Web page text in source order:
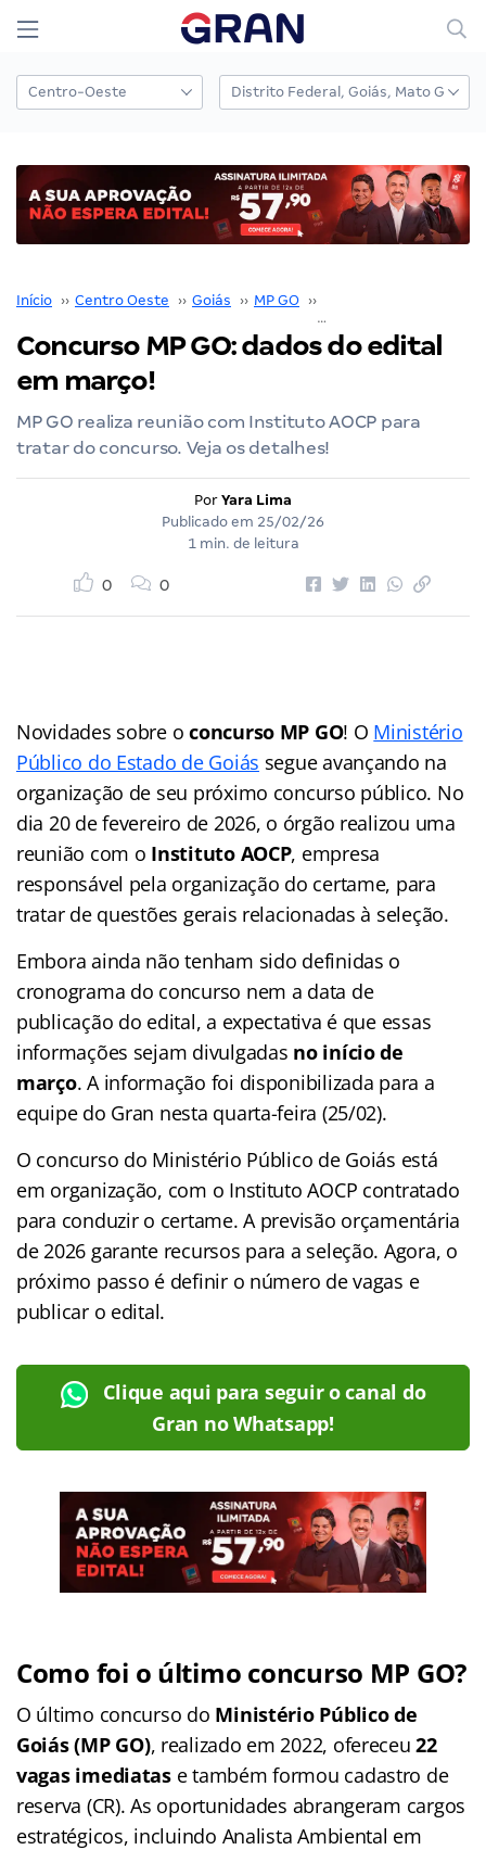
Início ›› Centro Oeste ›› Goiás ›› MP GO ››
Concurso MP GO: dados do edital
em março!
MP GO realiza reunião com Instituto AOCP para
tratar do concurso. Veja os detalhes!
Por Yara Lima
Publicado em 25/02/26
1 min. de leitura
0 0
Novidades sobre oconcurso MP GO! O Ministério
Público do Estado de Goiás segue avançando na
organização de seu próximo concurso público. No
dia 20 de fevereiro de 2026, o órgão realizou uma
reunião com o Instituto AOCP, empresa
responsável pela organização do certame, para
tratar de questões gerais relacionadas à seleção.
Embora ainda não tenham sido definidas o
cronograma do concurso nem a data de
publicação do edital, a expectativa é que essas
informações sejam divulgadas no início de
março. A informação foi disponibilizada para a
equipe do Gran nesta quarta-feira (25/02).
O concurso do Ministério Público de Goiás está
em organização, com o Instituto AOCP contratado
para conduzir o certame. A previsão orçamentária
de 2026 garante recursos para a seleção. Agora, o
próximo passo é definir o número de vagas e
publicar o edital.
Clique aqui para seguir o canal do
Gran no Whatsapp!
Como foi o último concurso MP GO?
O último concurso do Ministério Público de
Goiás (MP GO), realizado em 2022, ofereceu22
vagas imediatase também formou cadastro de
reserva (CR). As oportunidades abrangeram cargos
estratégicos, incluindo Analista Ambiental em